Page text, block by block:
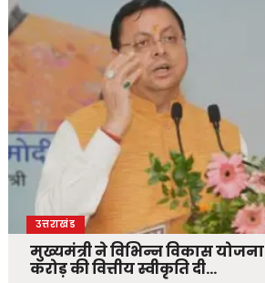
उत्तराखंड
मुख्यमंत्री ने विभिन्न विकास
करोड़ की वित्तीय स्वीकृति दी…